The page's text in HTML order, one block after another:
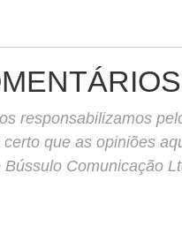
responsabilizamos
certo que as opiniões
Bússulo Comunicação